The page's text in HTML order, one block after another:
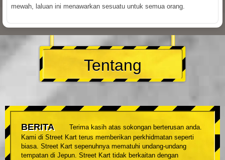
mewah, laluan ini menawarkan sesuatu untuk semua orang.
Tentang
BERITA
Terima kasih atas sokongan berterusan anda.
Kami di Street Kart terus memberikan perkhidmatan seperti
biasa. Street Kart sepenuhnya mematuhi undang-undang
tempatan di Jepun. Street Kart tidak berkaitan dengan